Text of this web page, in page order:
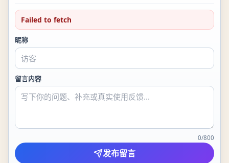
Failed to fetch
昵称
留言内容
0/800
发布留言